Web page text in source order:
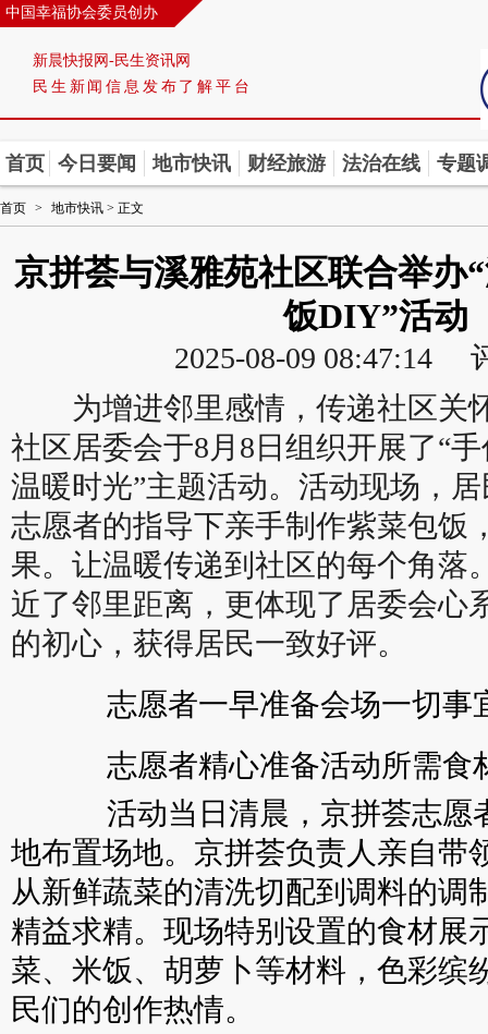
中国幸福协会委员创办
新晨快报网-民生资讯网
民生新闻信息发布了解平台
首页 今日要闻 地市快讯 财经旅游 法治在线 专题
首页 > 地市快讯 > 正文
京拼荟与溪雅苑社区联合举办
饭DIY”活动
2025-08-09 08:47:14
为增进邻里感情，传递社区关
社区居委会于8月8日组织开展了“
温暖时光”主题活动。活动现场，
志愿者的指导下亲手制作紫菜包饭
果。让温暖传递到社区的每个角落
近了邻里距离，更体现了居委会心
的初心，获得居民一致好评。
志愿者一早准备会场一切事
志愿者精心准备活动所需食
活动当日清晨，京拼荟志愿
地布置场地。京拼荟负责人亲自带
从新鲜蔬菜的清洗切配到调料的调
精益求精。现场特别设置的食材展
菜、米饭、胡萝卜等材料，色彩缤
民们的创作热情。